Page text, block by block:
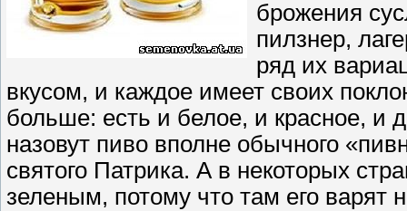
брожения
пилзнер,
ряд их
вкусом, и каждое имеет своих
больше: есть и белое, и красное,
назовут пиво вполне обычного
святого Патрика. А в некоторых
зеленым, потому что там его варят